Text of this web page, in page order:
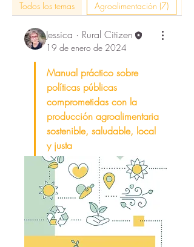
Todos los temas Agroalimentación (7)
Jessica · Rural Citizen
19 de enero de 2024
Manual práctico sobre
políticas públicas
comprometidas con la
producción agroalimentaria
sostenible, saludable, local
y justa